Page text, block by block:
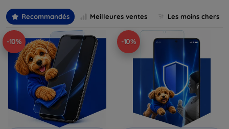
Recommandés Meilleures ventes Les moins chers
-10% -10%